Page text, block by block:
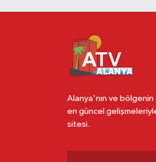
Alanya'nın ve
en güncel
sitesi.